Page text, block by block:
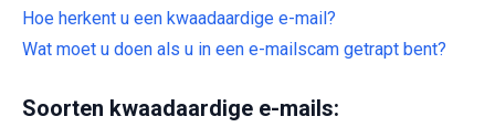
Hoe herkent u een kwaadaardige e-mail?
Wat moet u doen als u in een e-mailscam getrapt bent?
Soorten kwaadaardige e-mails: